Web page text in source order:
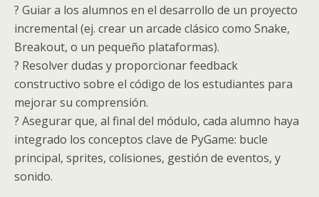
? Guiar a los alumnos en el desarrollo de un proyecto
incremental (ej. crear un arcade clásico como Snake,
Breakout, o un pequeño plataformas).
? Resolver dudas y proporcionar feedback
constructivo sobre el código de los estudiantes para
mejorar su comprensión.
? Asegurar que, al final del módulo, cada alumno haya
integrado los conceptos clave de PyGame: bucle
principal, sprites, colisiones, gestión de eventos, y
sonido.